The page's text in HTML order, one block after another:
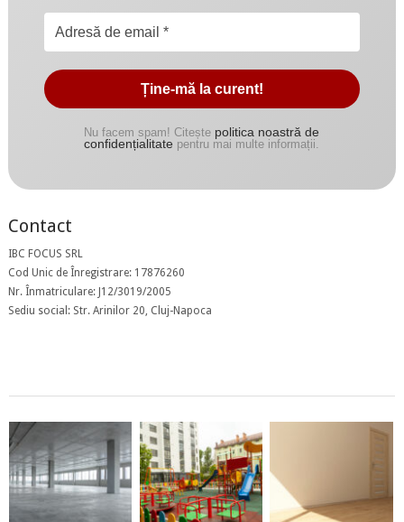
Nu facem spam! Citește politica noastră de
confidențialitate pentru mai multe informații.
Contact
IBC FOCUS SRL
Cod Unic de Înregistrare: 17876260
Nr. Înmatriculare: J12/3019/2005
Sediu social: Str. Arinilor 20, Cluj-Napoca